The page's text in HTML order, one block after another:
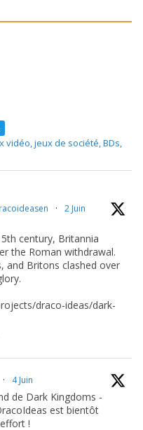
vidéo, jeux de société, BDs,
· 2 Juin
century, Britannia
the Roman withdrawal.
and Britons clashed over
draco-ideas/dark-
· 4 Juin
de Dark Kingdoms -
est bientôt
!